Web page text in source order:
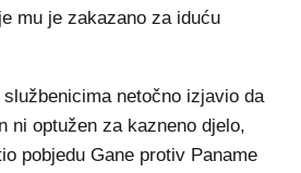
mu je zakazano za iduću
netočno izjavio da
ni optužen za kazneno djelo,
pobjedu Gane protiv Paname